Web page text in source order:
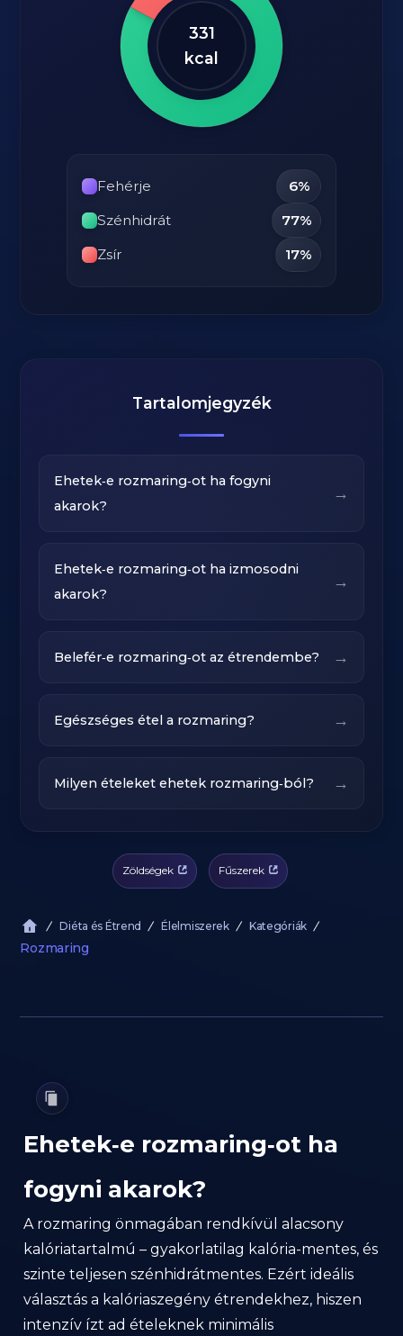
331
kcal
Fehérje
6%
Szénhidrát
77%
Zsír
17%
Tartalomjegyzék
Ehetek‑e rozmaring‑ot ha fogyni
akarok?
→
Ehetek‑e rozmaring‑ot ha izmosodni
akarok?
→
Belefér‑e rozmaring‑ot az étrendembe? →
Egészséges étel a rozmaring? →
Milyen ételeket ehetek rozmaring‑ból? →
Zöldségek Fűszerek
Diéta és Étrend Élelmiszerek Kategóriák
Rozmaring
Ehetek‑e rozmaring‑ot ha
fogyni akarok?
A rozmaring önmagában rendkívül alacsony
kalóriatartalmú – gyakorlatilag kalória-mentes, és
szinte teljesen szénhidrátmentes. Ezért ideális
választás a kalóriaszegény étrendekhez, hiszen
intenzív ízt ad ételeknek minimális